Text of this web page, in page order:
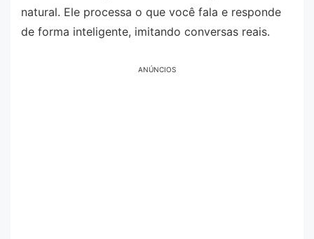
natural. Ele processa o que você fala e responde
de forma inteligente, imitando conversas reais.
ANÚNCIOS